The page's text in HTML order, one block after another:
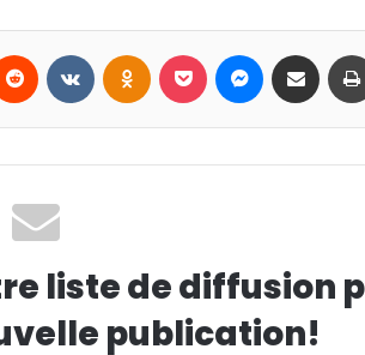
liste de diffusion
publication!